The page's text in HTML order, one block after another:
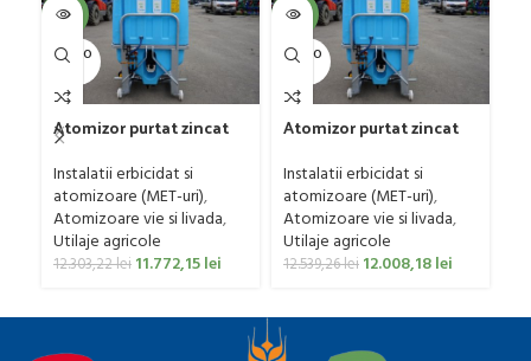
-4%
SOLD O
UT
Atomizor purtat zincat
pentru vie si livada
Bufer, model Ronda,
300 litri
Instalatii erbicidat si
atomizoare (MET-uri),
Atomizoare vie si livada,
Utilaje agricole
12.303,22lei 11.772,15lei
-4%
SOLD O
UT
Atomizor purtat zincat
Bufer, model Ronda,
400 litri
Instalatii erbicidat si
atomizoare (MET-uri),
Atomizoare vie si livada,
Utilaje agricole
12.539,26lei 12.008,18lei